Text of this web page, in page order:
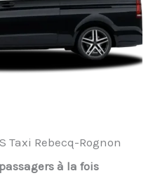
Taxi Rebecq-Rognon
à la fois